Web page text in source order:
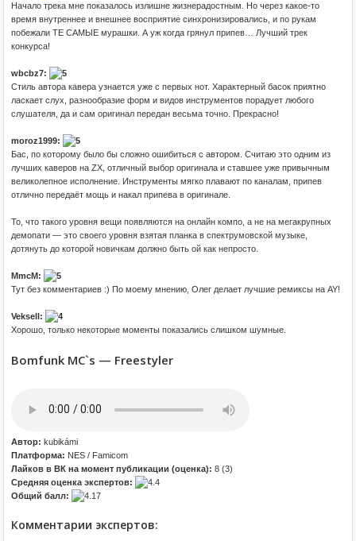
Начало трека мне показалось излишне жизнерадостным. Но через какое-то
время внутреннее и внешнее восприятие синхронизировались, и по рукам
побежали ТЕ САМЫЕ мурашки. А уж когда грянул припев… Лучший трек
конкурса!
wbcbz7:
Стиль автора кавера узнается уже с первых нот. Характерный басок приятно
ласкает слух, разнообразие форм и видов инструментов порадует любого
слушателя, да и сам оригинал передан весьма точно. Прекрасно!
moroz1999:
Бас, по которому было бы сложно ошибиться с автором. Считаю это одним из
лучших каверов на ZX, отличный выбор оригинала и ставшее уже привычным
великолепное исполнение. Инструменты мягко плавают по каналам, припев
отлично передаёт мощь и накал припева в оригинале.
То, что такого уровня вещи появляются на онлайн компо, а не на мегакрупных
демопати — это своего уровня взятая планка в спектрумовской музыке,
дотянуть до которой новичкам должно быть ой как непросто.
MmcM:
Тут без комментариев :) По моему мнению, Олег делает лучшие ремиксы на AY!
Veksell:
Хорошо, только некоторые моменты показались слишком шумные.
Bomfunk MC`s — Freestyler
Автор: kubikámi
Платформа: NES / Famicom
Лайков в ВК на момент публикации (оценка): 8 (3)
Средняя оценка экспертов:
Общий балл:
Комментарии экспертов: